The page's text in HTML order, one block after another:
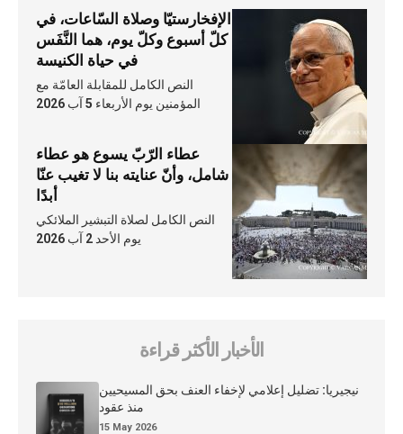
الإفخارستيّا وصلاة السّاعات، في
كلّ أسبوع وكلّ يوم، هما النَّفَس
في حياة الكنيسة
النص الكامل للمقابلة العامّة مع
المؤمنين يوم الأربعاء 5 آب 2026
عطاء الرّبّ يسوع هو عطاء
شامل، وأنّ عنايته بنا لا تغيب عنّا
أبدًا
النص الكامل لصلاة التبشير الملائكي
يوم الأحد 2 آب 2026
الأخبار الأكثر قراءة
نيجيريا: تضليل إعلامي لإخفاء العنف بحق المسيحيين
منذ عقود
15 May 2026